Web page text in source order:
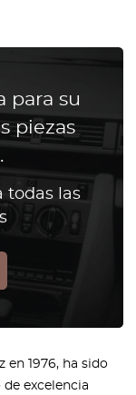
para su
piezas
todas las
en 1976, ha sido
excelencia